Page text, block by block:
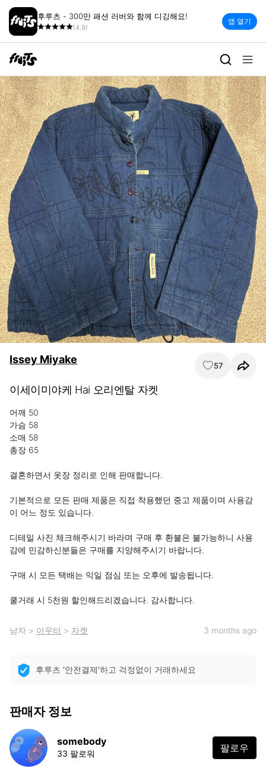
후루츠 - 300만 패션 러버와 함께 디깅해요!
(4.9)
앱 열기
Issey Miyake 57
이세이미야케 Hai 오리엔탈 자켓
어깨 50
가슴 58
소매 58
총장 65
결혼하면서 옷장 정리로 인해 판매합니다.
기본적으로 모든 판매 제품은 직접 착용했던 중고 제품이며 사용감
이 어느 정도 있습니다.
디테일 사진 체크해주시기 바라며 구매 후 환불은 불가능하니 사용
감에 민감하신분들은 구매를 지양해주시기 바랍니다.
구매 시 모든 택배는 익일 점심 또는 오후에 발송됩니다.
쿨거래 시 5천원 할인해드리겠습니다. 감사합니다.
남자 > 아우터 > 자켓 3 months ago
후루츠 '안전결제'하고 걱정없이 거래하세요
판매자 정보
somebody
33 팔로워 팔로우